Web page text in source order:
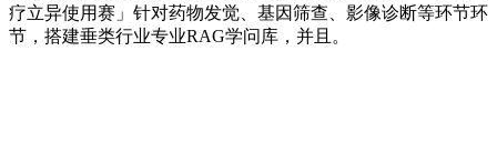
疗立异使用赛」针对药物发觉、基因筛查、影像诊断等环节环
节，搭建垂类行业专业RAG学问库，并且。